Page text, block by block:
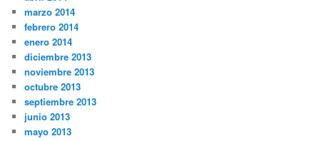
marzo 2014
febrero 2014
enero 2014
diciembre 2013
noviembre 2013
octubre 2013
septiembre 2013
junio 2013
mayo 2013